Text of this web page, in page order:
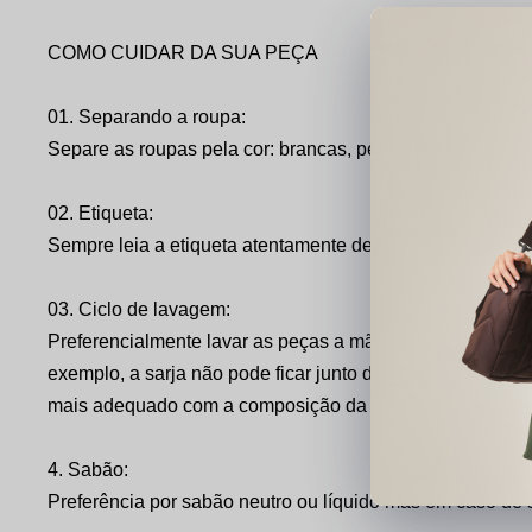
COMO CUIDAR DA SUA PEÇA
01. Separando a roupa:
Separe as roupas pela cor: brancas, peças claras,
02. Etiqueta:
Sempre leia a etiqueta atentamente de cada roupa e
03. Ciclo de lavagem:
Preferencialmente lavar as peças a mão mas se optar
exemplo, a sarja não pode ficar junto de outros tecidos
mais adequado com a composição da peça. E no final,
4. Sabão:
Preferência por sabão neutro ou líquido mas em caso